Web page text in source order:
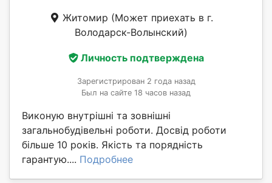
Житомир (Может приехать в г.
Володарск-Волынский)
Личность подтверждена
Зарегистрирован 2 года назад
Был на сайте 18 часов назад
Виконую внутрішні та зовнішні
загальнобудівельні роботи. Досвід роботи
більше 10 років. Якість та порядність
гарантую.... Подробнее